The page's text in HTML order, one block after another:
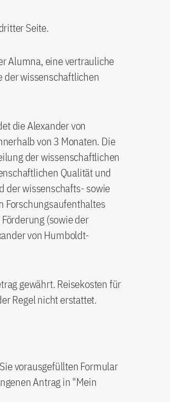
Seite.
Alumna, eine vertrauliche
der wissenschaftlichen
die Alexander von
von 3 Monaten. Die
der wissenschaftlichen
Qualität und
der wissenschafts- sowie
Forschungsaufenthaltes
(sowie der
von Humboldt-
gewährt. Reisekosten für
Regel nicht erstattet.
vorausgefüllten Formular
Antrag in "Mein